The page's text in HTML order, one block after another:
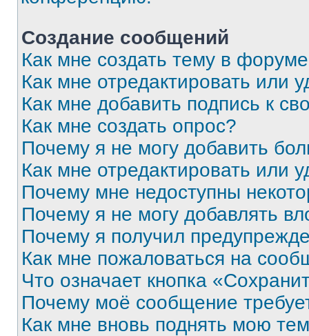
Создание сообщений
Как мне создать тему в
Как мне отредактировать или
Как мне добавить подпись к
Как мне создать опрос?
Почему я не могу добавить
Как мне отредактировать или
Почему мне недоступны
Почему я не могу добавлять
Почему я получил
Как мне пожаловаться на
Что означает кнопка
Почему моё сообщение
Как мне вновь поднять мою